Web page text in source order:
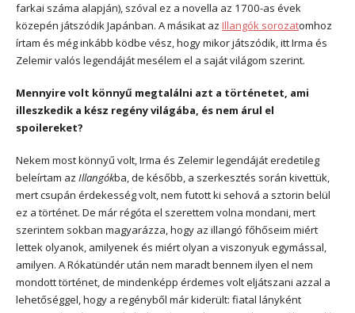
farkai száma alapján), szóval ez a novella az 1700-as évek
közepén játszódik Japánban. A másikat az Illangók sorozatomhoz
írtam és még inkább ködbe vész, hogy mikor játszódik, itt Irma és
Zelemir valós legendáját mesélem el a saját világom szerint.
Mennyire volt könnyű megtalálni azt a történetet, ami
illeszkedik a kész regény világába, és nem árul el
spoilereket?
Nekem most könnyű volt, Irma és Zelemir legendáját eredetileg
beleírtam az Illangókba, de később, a szerkesztés során kivettük,
mert csupán érdekesség volt, nem futott ki sehová a sztorin belül
ez a történet. De már régóta el szerettem volna mondani, mert
szerintem sokban magyarázza, hogy az illangó főhőseim miért
lettek olyanok, amilyenek és miért olyan a viszonyuk egymással,
amilyen. A Rókatündér után nem maradt bennem ilyen el nem
mondott történet, de mindenképp érdemes volt eljátszani azzal a
lehetőséggel, hogy a regényből már kiderült: fiatal lányként